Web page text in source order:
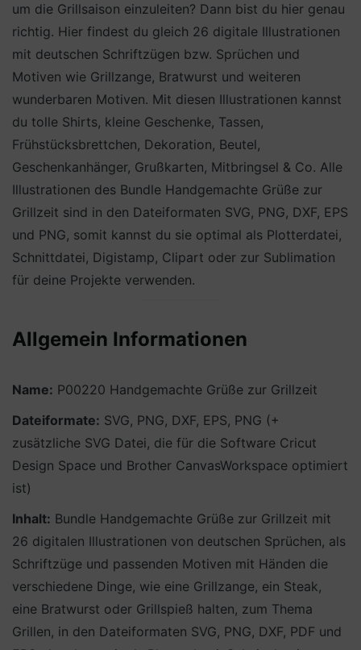
um die Grillsaison einzuleiten? Dann bist du hier genau
richtig. Hier findest du gleich 26 digitale Illustrationen
mit deutschen Schriftzügen bzw. Sprüchen und
Motiven wie Grillzange, Bratwurst und weiteren
wunderbaren Motiven. Mit diesen Illustrationen kannst
du tolle Shirts, kleine Geschenke, Tassen,
Frühstücksbrettchen, Dekoration, Beutel,
Geschenkanhänger, Grußkarten, Mitbringsel & Co. Alle
Illustrationen des Bundle Handgemachte Grüße zur
Grillzeit sind in den Dateiformaten SVG, PNG, DXF, EPS
und PNG, somit kannst du sie optimal als Plotterdatei,
Schnittdatei, Digistamp, Clipart oder zur Sublimation
für deine Projekte verwenden.
Allgemein Informationen
Name: P00220 Handgemachte Grüße zur Grillzeit
Dateiformate: SVG, PNG, DXF, EPS, PNG (+
zusätzliche SVG Datei, die für die Software Cricut
Design Space und Brother CanvasWorkspace optimiert
ist)
Inhalt: Bundle Handgemachte Grüße zur Grillzeit mit
26 digitalen Illustrationen von deutschen Sprüchen, als
Schriftzüge und passenden Motiven mit Händen die
verschiedene Dinge, wie eine Grillzange, ein Steak,
eine Bratwurst oder Grillspieß halten, zum Thema
Grillen, in den Dateiformaten SVG, PNG, DXF, PDF und